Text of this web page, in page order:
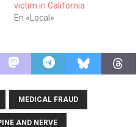
victim in California
En «Local»
MEDICAL FRAUD
AND NERVE